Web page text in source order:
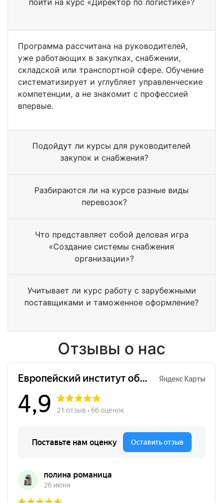
Программа рассчитана на руководителей,
уже работающих в закупках, снабжении,
складской или транспортной сфере. Обучение
систематизирует и углубляет управленческие
компетенции, а не знакомит с профессией
впервые.
Подойдут ли курсы для руководителей
закупок и снабжения?
Разбираются ли на курсе разные виды
перевозок?
Что представляет собой деловая игра
«Создание системы снабжения
организации»?
Учитывает ли курс работу с зарубежными
поставщиками и таможенное оформление?
Отзывы о нас